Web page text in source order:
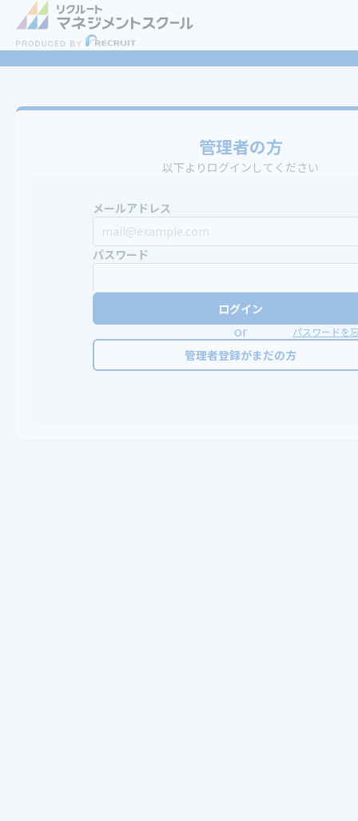
管理者の方
以下よりログインしてください
メールアドレス
パスワード
ログイン
or パスワードを
管理者登録がまだの方